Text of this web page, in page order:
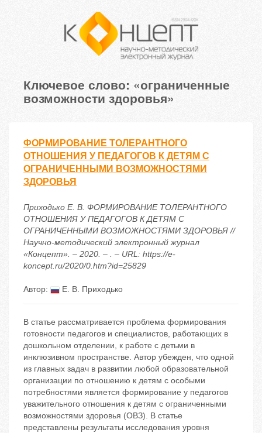
Ключевое слово: «ограниченные
возможности здоровья»
ФОРМИРОВАНИЕ ТОЛЕРАНТНОГО
ОТНОШЕНИЯ У ПЕДАГОГОВ К ДЕТЯМ С
ОГРАНИЧЕННЫМИ ВОЗМОЖНОСТЯМИ
ЗДОРОВЬЯ
Приходько Е. В. ФОРМИРОВАНИЕ ТОЛЕРАНТНОГО
ОТНОШЕНИЯ У ПЕДАГОГОВ К ДЕТЯМ С
ОГРАНИЧЕННЫМИ ВОЗМОЖНОСТЯМИ ЗДОРОВЬЯ //
Научно-методический электронный журнал
«Концепт». – 2020. – . – URL: https://e-
koncept.ru/2020/0.htm?id=25829
Автор: Е. В. Приходько
В статье рассматривается проблема формирования
готовности педагогов и специалистов, работающих в
дошкольном отделении, к работе с детьми в
инклюзивном пространстве. Автор убежден, что одной
из главных задач в развитии любой образовательной
организации по отношению к детям с особыми
потребностями является формирование у педагогов
уважительного отношения к детям с ограниченными
возможностями здоровья (ОВЗ). В статье
представлены результаты исследования уровня